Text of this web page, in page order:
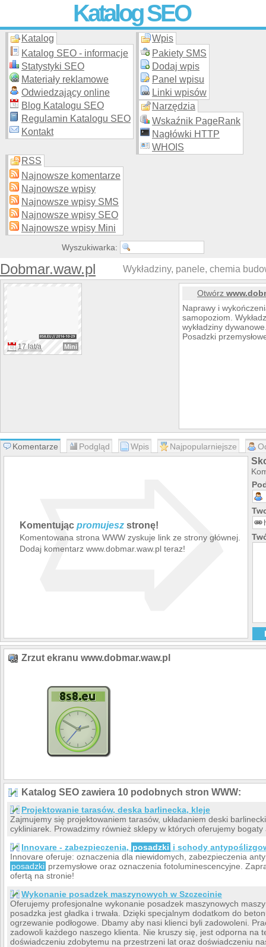
Katalog SEO
Skuteczna i promocja stron WWW –
moderowanego katalogu za darmo!
Katalog
Katalog SEO - informacje
Statystyki SEO
Materiały reklamowe
Odwiedzający online
Blog Katalogu SEO
Regulamin Katalogu SEO
Kontakt
Wpis
Pakiety SMS
Dodaj wpis
Panel wpisu
Linki wpisów
Narzędzia
Wskaźnik PageRank
Nagłówki HTTP
WHOIS
RSS
Najnowsze komentarze
Najnowsze wpisy
Najnowsze wpisy SMS
Najnowsze wpisy SEO
Najnowsze wpisy Mini
Wyszukiwarka:
Dobmar.waw.pl Wykładziny, panele, chemia
17 lat/a Mini
Otwórz
Naprawy i
samopoziom.
wykładziny
Posadzki
Komentarze Podgląd Wpis Najpopularniejsze
Komentując promujesz stronę!
Komentowana strona WWW zyskuje link ze strony głównej.
Dodaj komentarz www.dobmar.waw.pl teraz!
➯
Zrzut ekranu www.dobmar.waw.pl
Katalog SEO zawiera 10 podobnych stron WWW:
Projektowanie tarasów, deska barlinecka, kleje
Zajmujemy się projektowaniem tarasów, układaniem deski
cykliniarek. Prowadzimy również sklepy w których oferujemy
Innovare - zabezpieczenia, posadzki i schody
Innovare oferuje: oznaczenia dla niewidomych, zabezpieczenia
posadzki przemysłowe oraz oznaczenia fotoluminescencyjne.
ofertą na stronie!
Wykonanie posadzek maszynowych w Szczecinie
Oferujemy profesjonalne wykonanie posadzek maszynowych
posadzka jest gładka i trwała. Dzięki specjalnym dodatkom do
ogrzewanie podłogowe. Dbamy aby nasi klienci byli zadowoleni.
zadowoli każdego naszego klienta. Nie kruszy się, jest odporna na
doświadczeniu zdobytemu na przestrzeni lat oraz doświadczeniu